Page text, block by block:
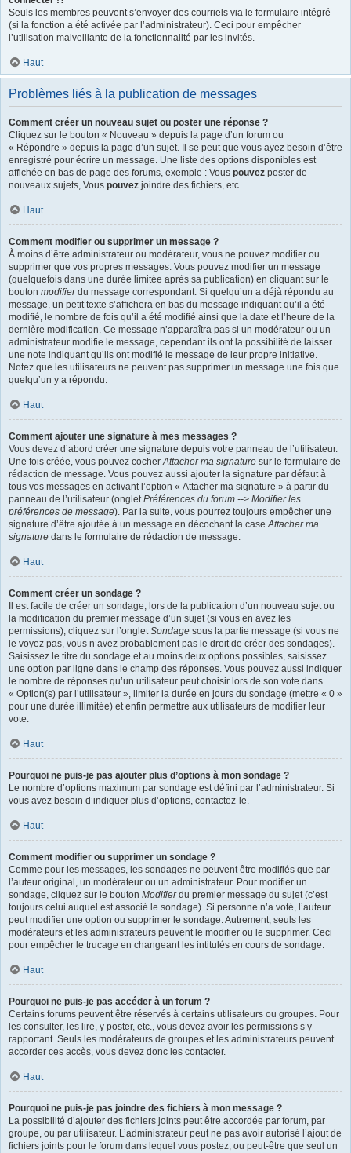
Seuls les membres peuvent s’envoyer des courriels via le formulaire intégré
(si la fonction a été activée par l’administrateur). Ceci pour empêcher
l’utilisation malveillante de la fonctionnalité par les invités.
Haut
Problèmes liés à la publication de messages
Comment créer un nouveau sujet ou poster une réponse ?
Cliquez sur le bouton « Nouveau » depuis la page d’un forum ou
« Répondre » depuis la page d’un sujet. Il se peut que vous ayez besoin d’être
enregistré pour écrire un message. Une liste des options disponibles est
affichée en bas de page des forums, exemple : Vous pouvez poster de
nouveaux sujets, Vous pouvez joindre des fichiers, etc.
Haut
Comment modifier ou supprimer un message ?
À moins d’être administrateur ou modérateur, vous ne pouvez modifier ou
supprimer que vos propres messages. Vous pouvez modifier un message
(quelquefois dans une durée limitée après sa publication) en cliquant sur le
bouton modifierdu message correspondant. Si quelqu’un a déjà répondu au
message, un petit texte s’affichera en bas du message indiquant qu’il a été
modifié, le nombre de fois qu’il a été modifié ainsi que la date et l’heure de la
dernière modification. Ce message n’apparaîtra pas si un modérateur ou un
administrateur modifie le message, cependant ils ont la possibilité de laisser
une note indiquant qu’ils ont modifié le message de leur propre initiative.
Notez que les utilisateurs ne peuvent pas supprimer un message une fois que
quelqu’un y a répondu.
Haut
Comment ajouter une signature à mes messages ?
Vous devez d’abord créer une signature depuis votre panneau de l’utilisateur.
Une fois créée, vous pouvez cocherAttacher ma signature sur le formulaire de
rédaction de message. Vous pouvez aussi ajouter la signature par défaut à
tous vos messages en activant l’option « Attacher ma signature » à partir du
panneau de l’utilisateur (ongletPréférences du forum --> Modifier les
préférences de message). Par la suite, vous pourrez toujours empêcher une
signature d’être ajoutée à un message en décochant la caseAttacher ma
signature dans le formulaire de rédaction de message.
Haut
Comment créer un sondage ?
Il est facile de créer un sondage, lors de la publication d’un nouveau sujet ou
la modification du premier message d’un sujet (si vous en avez les
permissions), cliquez sur l’ongletSondage sous la partie message (si vous ne
le voyez pas, vous n’avez probablement pas le droit de créer des sondages).
Saisissez le titre du sondage et au moins deux options possibles, saisissez
une option par ligne dans le champ des réponses. Vous pouvez aussi indiquer
le nombre de réponses qu’un utilisateur peut choisir lors de son vote dans
« Option(s) par l’utilisateur », limiter la durée en jours du sondage (mettre « 0 »
pour une durée illimitée) et enfin permettre aux utilisateurs de modifier leur
vote.
Haut
Pourquoi ne puis-je pas ajouter plus d’options à mon sondage ?
Le nombre d’options maximum par sondage est défini par l’administrateur. Si
vous avez besoin d’indiquer plus d’options, contactez-le.
Haut
Comment modifier ou supprimer un sondage ?
Comme pour les messages, les sondages ne peuvent être modifiés que par
l’auteur original, un modérateur ou un administrateur. Pour modifier un
sondage, cliquez sur le bouton Modifierdu premier message du sujet (c’est
toujours celui auquel est associé le sondage). Si personne n’a voté, l’auteur
peut modifier une option ou supprimer le sondage. Autrement, seuls les
modérateurs et les administrateurs peuvent le modifier ou le supprimer. Ceci
pour empêcher le trucage en changeant les intitulés en cours de sondage.
Haut
Pourquoi ne puis-je pas accéder à un forum ?
Certains forums peuvent être réservés à certains utilisateurs ou groupes. Pour
les consulter, les lire, y poster, etc., vous devez avoir les permissions s’y
rapportant. Seuls les modérateurs de groupes et les administrateurs peuvent
accorder ces accès, vous devez donc les contacter.
Haut
Pourquoi ne puis-je pas joindre des fichiers à mon message ?
La possibilité d’ajouter des fichiers joints peut être accordée par forum, par
groupe, ou par utilisateur. L’administrateur peut ne pas avoir autorisé l’ajout de
fichiers joints pour le forum dans lequel vous postez, ou peut-être que seul un